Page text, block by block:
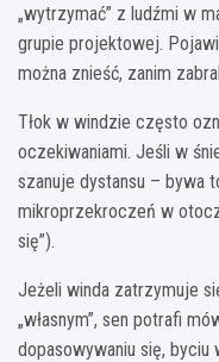
„wytrzymać” z ludźmi w
grupie projektowej.
można znieść, zanim
Tłok w windzie często
oczekiwaniami. Jeśli w
szanuje dystansu – bywa
mikroprzekroczeń w
się”).
Jeżeli winda zatrzymuje
„własnym”, sen potrafi
dopasowywaniu się,